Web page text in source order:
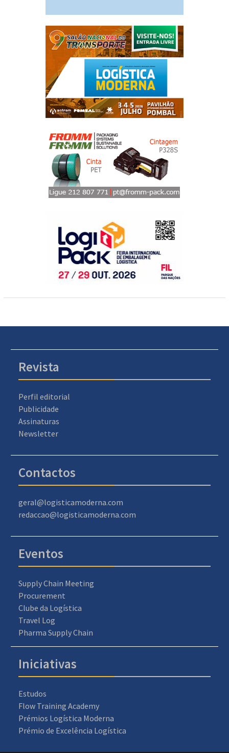
Revista
Perfil editorial
Publicidade
Assinaturas
Newsletter
Contactos
geral@logisticamoderna.com
redaccao@logisticamoderna.com
Eventos
Supply Chain Meeting
Procurement
Clube da Logística
Travel Log
Pharma Supply Chain
Iniciativas
Estudos
Flow Training Academy
Prémios Logística Moderna
Prémio de Excelência Logística